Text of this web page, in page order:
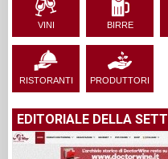
VINI BIRRE
RISTORANTI PRODUTTORI
EDITORIALE DELLA